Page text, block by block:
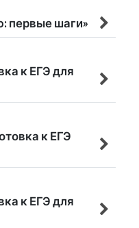
первые шаги»
к ЕГЭ для
к ЕГЭ
к ЕГЭ для